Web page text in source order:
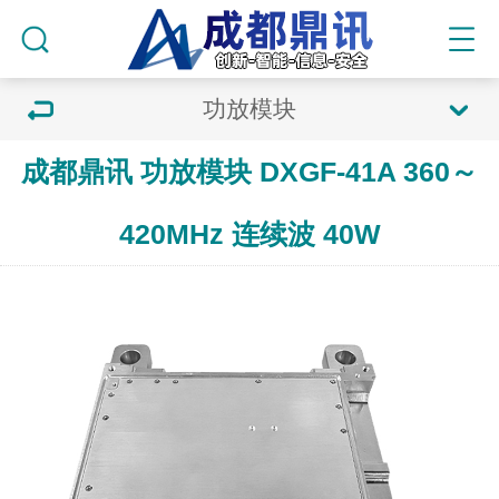
功放模块
成都鼎讯 功放模块 DXGF-41A 360～
420MHz 连续波 40W